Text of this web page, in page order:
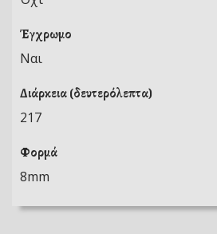
Έγχρωμο
Ναι
Διάρκεια (δευτερόλεπτα)
217
Φορμά
8mm